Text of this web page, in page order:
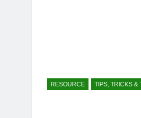
RESOURCE TIPS, TRICKS &